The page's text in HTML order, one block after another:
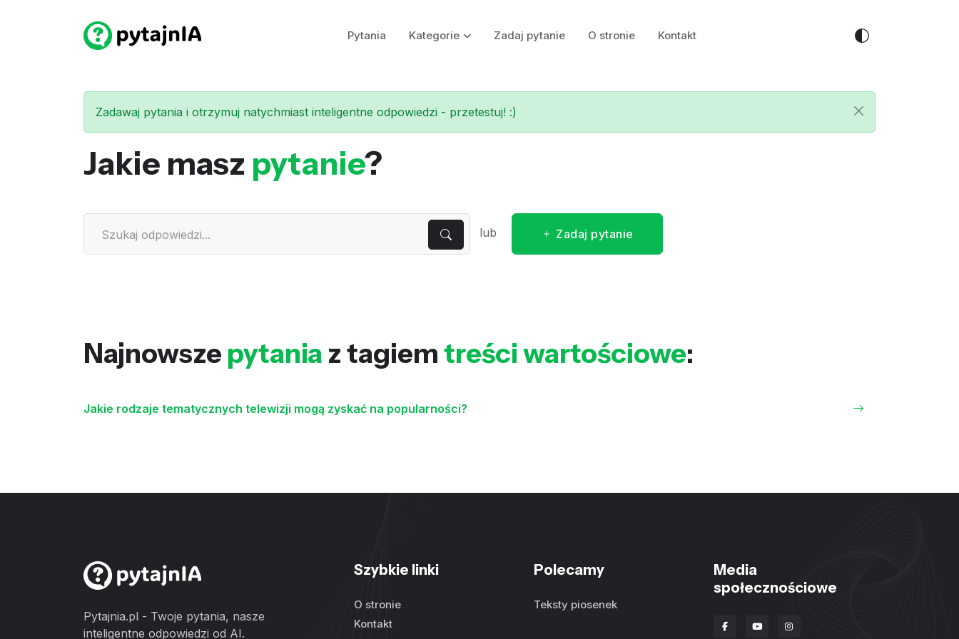
Pytania Kategorie Zadaj pytanie O stronie Kontakt
Zadawaj pytania i otrzymuj natychmiast inteligentne odpowiedzi - przetestuj! :)
Jakie masz pytanie?
lub Zadaj pytanie
Najnowsze pytania z tagiemtreści wartościowe:
Jakie rodzaje tematycznych telewizji mogą zyskać na popularności?
Pytajnia.pl - Twoje pytania, nasze
inteligentne odpowiedzi od AI.
Szybkie linki
O stronie
Kontakt
Polecamy
Teksty piosenek
Media
społecznościowe